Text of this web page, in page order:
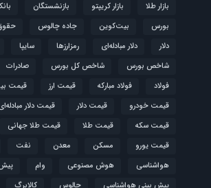
بازار طلا
بازار کریپتو بازنشستگان
بورس
بیت‌کوین جاده چالوس
دلار
دلار مبادله‌ای رمزارزها سایپا
شاخص بورس
شاخص کل بورس صادرات
فولاد
فولاد مبارکه قیمت ارز
قیمت
قیمت خودرو
قیمت دلار
قیمت دلار
قیمت سکه
قیمت طلا قیمت طلا جهانی
قیمت یورو
مسکن معدن نفت
هواشناسی
هوش مصنوعی وام